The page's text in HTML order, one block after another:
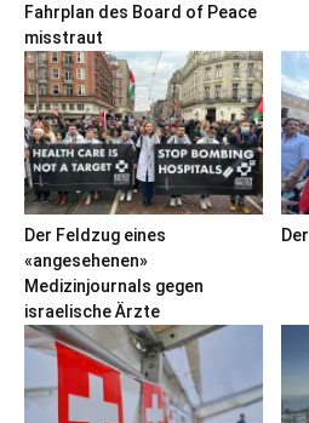
Fahrplan des Board of Peace
misstraut
Der Feldzug eines
«angesehenen»
Medizinjournals gegen
israelische Ärzte